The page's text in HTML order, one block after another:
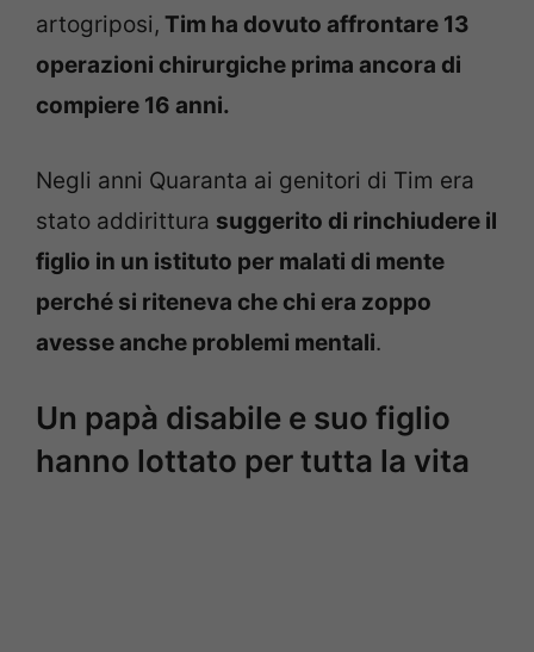
artogriposi, Tim ha dovuto affrontare 13
operazioni chirurgiche prima ancora di
compiere 16 anni.
Negli anni Quaranta ai genitori di Tim era
stato addirittura suggerito di rinchiudere il
figlio in un istituto per malati di mente
perché si riteneva che chi era zoppo
avesse anche problemi mentali.
Un papà disabile e suo figlio
hanno lottato per tutta la vita